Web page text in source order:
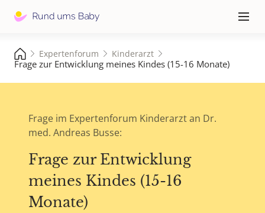
≡
Expertenforum Kinderarzt
Frage zur Entwicklung meines Kindes (15-16 Monate)
Frage im Expertenforum Kinderarzt an Dr.
med. Andreas Busse:
Frage zur Entwicklung
meines Kindes (15-16
Monate)